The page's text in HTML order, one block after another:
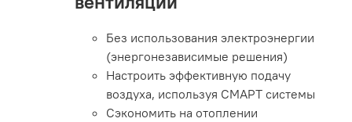
Без использования электроэнергии
(энергонезависимые решения)
Настроить эффективную подачу
воздуха, используя СМАРТ системы
Сэкономить на отоплении